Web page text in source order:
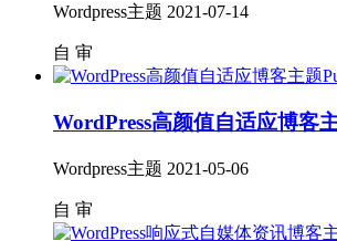
Wordpress主题 2021-07-14
自 审
WordPress高颜值自适应博客
Wordpress主题 2021-05-06
自 审